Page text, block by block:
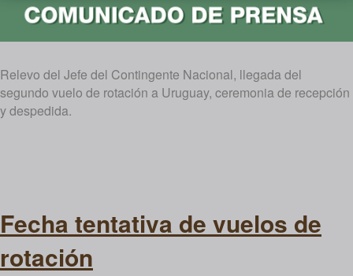
Relevo del Jefe del Contingente Nacional, llegada del
segundo vuelo de rotación a Uruguay, ceremonia de recepción
y despedida.
Fecha tentativa de vuelos de
rotación